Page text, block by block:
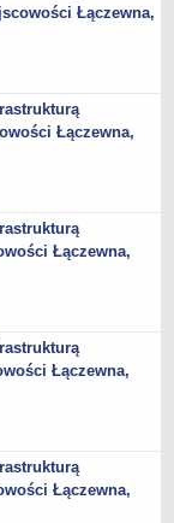
2025
2023
2022
roku
roku
roku
Łączewna,
Łączewna,
Łączewna,
Łączewna,
Łączewna,